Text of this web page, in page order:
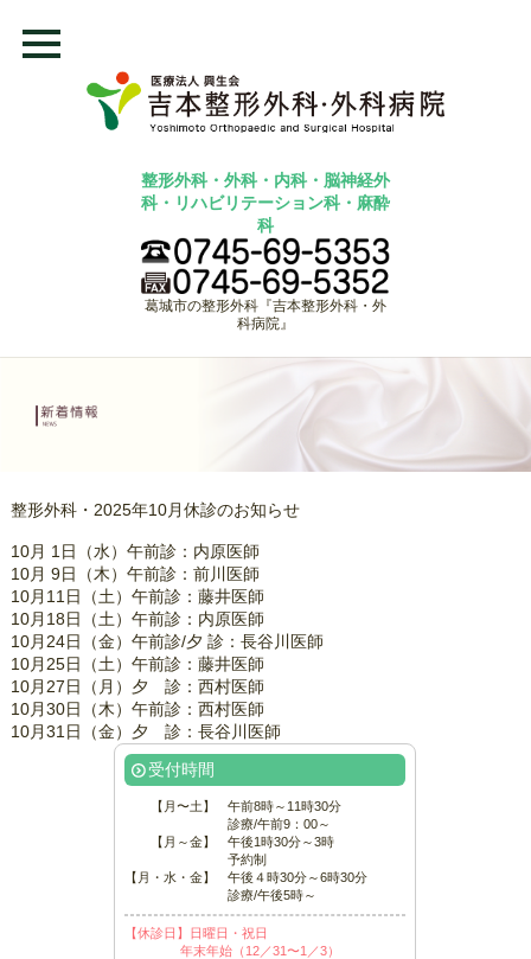
整形外科・外科・内科・脳神経外
科・リハビリテーション科・麻酔
科
葛城市の整形外科『吉本整形外科・外
科病院』
整形外科・2025年10月休診のお知らせ
10月 1日（水）午前診：内原医師
10月 9日（木）午前診：前川医師
10月11日（土）午前診：藤井医師
10月18日（土）午前診：内原医師
10月24日（金）午前診/夕 診：長谷川医師
10月25日（土）午前診：藤井医師
10月27日（月）夕 診：西村医師
10月30日（木）午前診：西村医師
10月31日（金）夕 診：長谷川医師
受付時間
【月〜土】
午前8時～11時30分
診療/午前9：00～
【月～金】
午後1時30分～3時
予約制
【月・水・金】
午後４時30分～6時30分
診療/午後5時～
【休診日】日曜日・祝日
年末年始（12／31〜1／3）